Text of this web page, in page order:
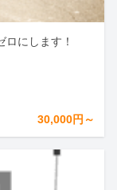
にします！
30,000円～